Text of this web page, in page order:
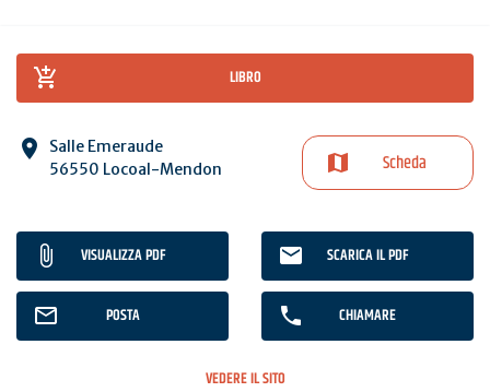
LIBRO
Salle Emeraude
56550 Locoal-Mendon
Scheda
VISUALIZZA PDF SCARICA IL PDF
POSTA CHIAMARE
VEDERE IL SITO